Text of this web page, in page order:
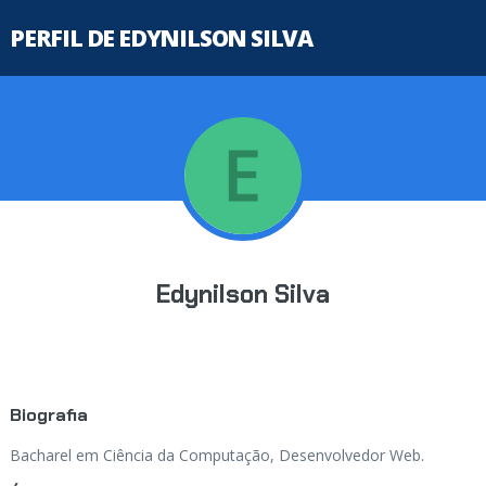
PERFIL DE EDYNILSON SILVA
Edynilson Silva
Biografia
Bacharel em Ciência da Computação, Desenvolvedor Web.